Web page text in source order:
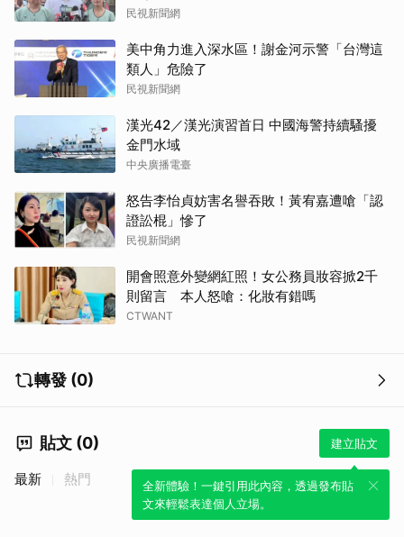
民視新聞網
美中角力進入深水區！謝金河示警「台灣這
類人」危險了
民視新聞網
漢光42／漢光演習首日 中國海警持續騷擾
金門水域
中央廣播電臺
怒告李怡貞妨害名譽吞敗！黃宥嘉遭嗆「認
證訟棍」慘了
民視新聞網
開會照意外變網紅照！女公務員妝容掀2千
則留言 本人怒嗆：化妝有錯嗎
CTWANT
轉發 (0)
貼文 (0) 建立貼文
全新體驗！一鍵引用此內容，透過發布貼
文來輕鬆表達個人立場。
最新 熱門